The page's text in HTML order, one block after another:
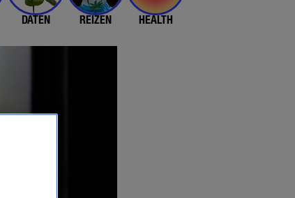
DATEN REIZEN HEALTH